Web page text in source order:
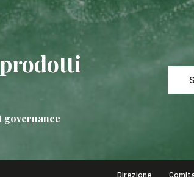
governance
Direzione